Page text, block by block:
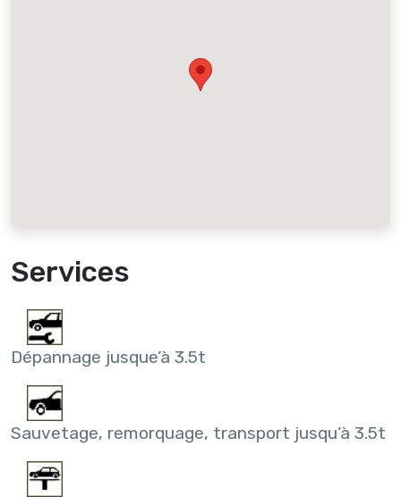
Services
Dépannage jusque’à 3.5t
Sauvetage, remorquage, transport jusqu’à 3.5t